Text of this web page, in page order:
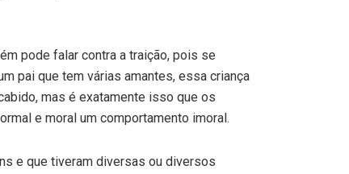
pode falar contra a traição, pois se
pai que tem várias amantes, essa criança
mas é exatamente isso que os
e moral um comportamento imoral.
e que tiveram diversas ou diversos